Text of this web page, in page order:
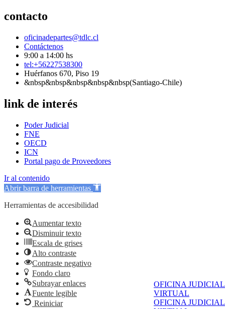
OFICINA JUDICIAL
VIRTUAL
OFICINA JUDICIAL
contacto
oficinadepartes@tdlc.cl
Contáctenos
9:00 a 14:00 hs
tel:+56227538300
Huérfanos 670, Piso 19
&nbsp&nbsp&nbsp&nbsp&nbsp(Santiago-Chile)
link de interés
Poder Judicial
FNE
OECD
ICN
Portal pago de Proveedores
Ir al contenido
Abrir barra de herramientas
Herramientas de accesibilidad
Aumentar texto
Disminuir texto
Escala de grises
Alto contraste
Contraste negativo
Fondo claro
Subrayar enlaces
Fuente legible
Reiniciar